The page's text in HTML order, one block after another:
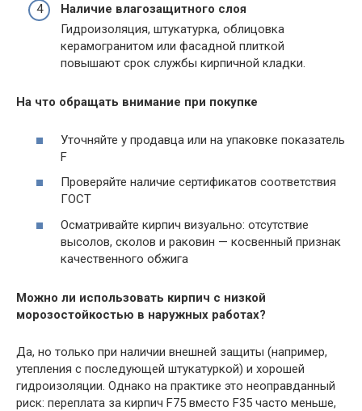
Наличие влагозащитного слоя
Гидроизоляция, штукатурка, облицовка
керамогранитом или фасадной плиткой
повышают срок службы кирпичной кладки.
На что обращать внимание при покупке
Уточняйте у продавца или на упаковке показатель
F
Проверяйте наличие сертификатов соответствия
ГОСТ
Осматривайте кирпич визуально: отсутствие
высолов, сколов и раковин — косвенный признак
качественного обжига
Можно ли использовать кирпич с низкой
морозостойкостью в наружных работах?
Да, но только при наличии внешней защиты (например,
утепления с последующей штукатуркой) и хорошей
гидроизоляции. Однако на практике это неоправданный
риск: переплата за кирпич F75 вместо F35 часто меньше,